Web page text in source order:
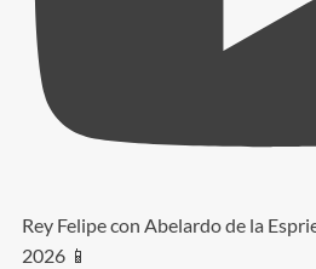
Rey Felipe con Abelardo de la
2026 📱